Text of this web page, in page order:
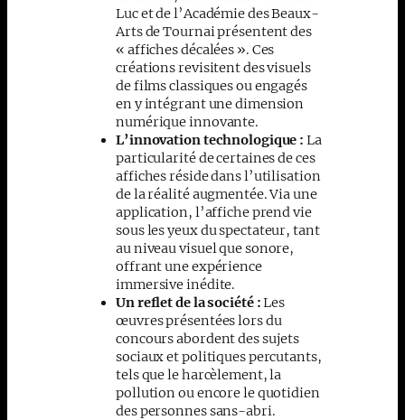
Luc et de l’Académie des Beaux-
Arts de Tournai présentent des
« affiches décalées ». Ces
créations revisitent des visuels
de films classiques ou engagés
en y intégrant une dimension
numérique innovante.
L’innovation technologique : La
particularité de certaines de ces
affiches réside dans l’utilisation
de la réalité augmentée. Via une
application, l’affiche prend vie
sous les yeux du spectateur, tant
au niveau visuel que sonore,
offrant une expérience
immersive inédite.
Un reflet de la société :Les
œuvres présentées lors du
concours abordent des sujets
sociaux et politiques percutants,
tels que le harcèlement, la
pollution ou encore le quotidien
des personnes sans-abri.